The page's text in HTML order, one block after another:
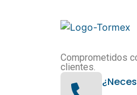
Comprometidos
clientes.